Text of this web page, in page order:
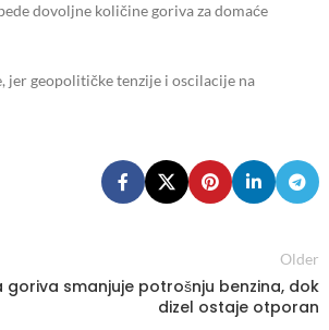
dovoljne količine goriva za domaće
geopolitičke tenzije i oscilacije na
Older
goriva smanjuje potrošnju benzina, dok
dizel ostaje otporan